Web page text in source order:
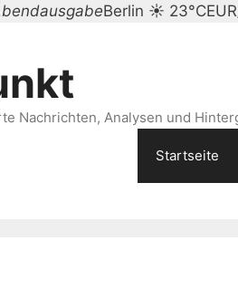
Berlin ☀ 23°C
Nachrichten, Analysen und
Startseite